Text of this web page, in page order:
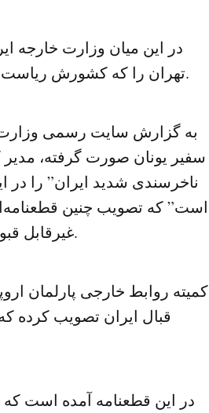
در این میان وزارت خارجه
تهران را که کشورش ریاست دوره ای اتحادیه اروپا را بر عهده دارد احضار کرده است.
به گزارش سایت رسمی وزارت
سفیر یونان صورت گرفته،
ناخرسندی شدید ایران” را در
است” که تصویب چنین
غیرقابل قبول و غیر قابل توصیف برای جمهوری اسلامی ایران است.
کمیته روابط خارجی پارلمان
قبال ایران تصویب کرده
در این قطعنامه آمده است که